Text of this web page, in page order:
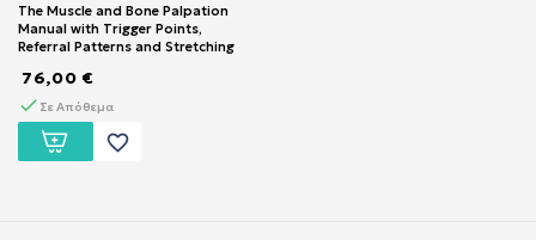
The Muscle and Bone Palpation
Manual with Trigger Points,
Referral Patterns and Stretching
76,00 €
Σε Απόθεμα
favorite_border